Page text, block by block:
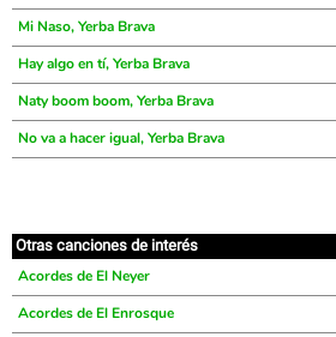
Mi Naso, Yerba Brava
Hay algo en tí, Yerba Brava
Naty boom boom, Yerba Brava
No va a hacer igual, Yerba Brava
Otras canciones de interés
Acordes de El Neyer
Acordes de El Enrosque